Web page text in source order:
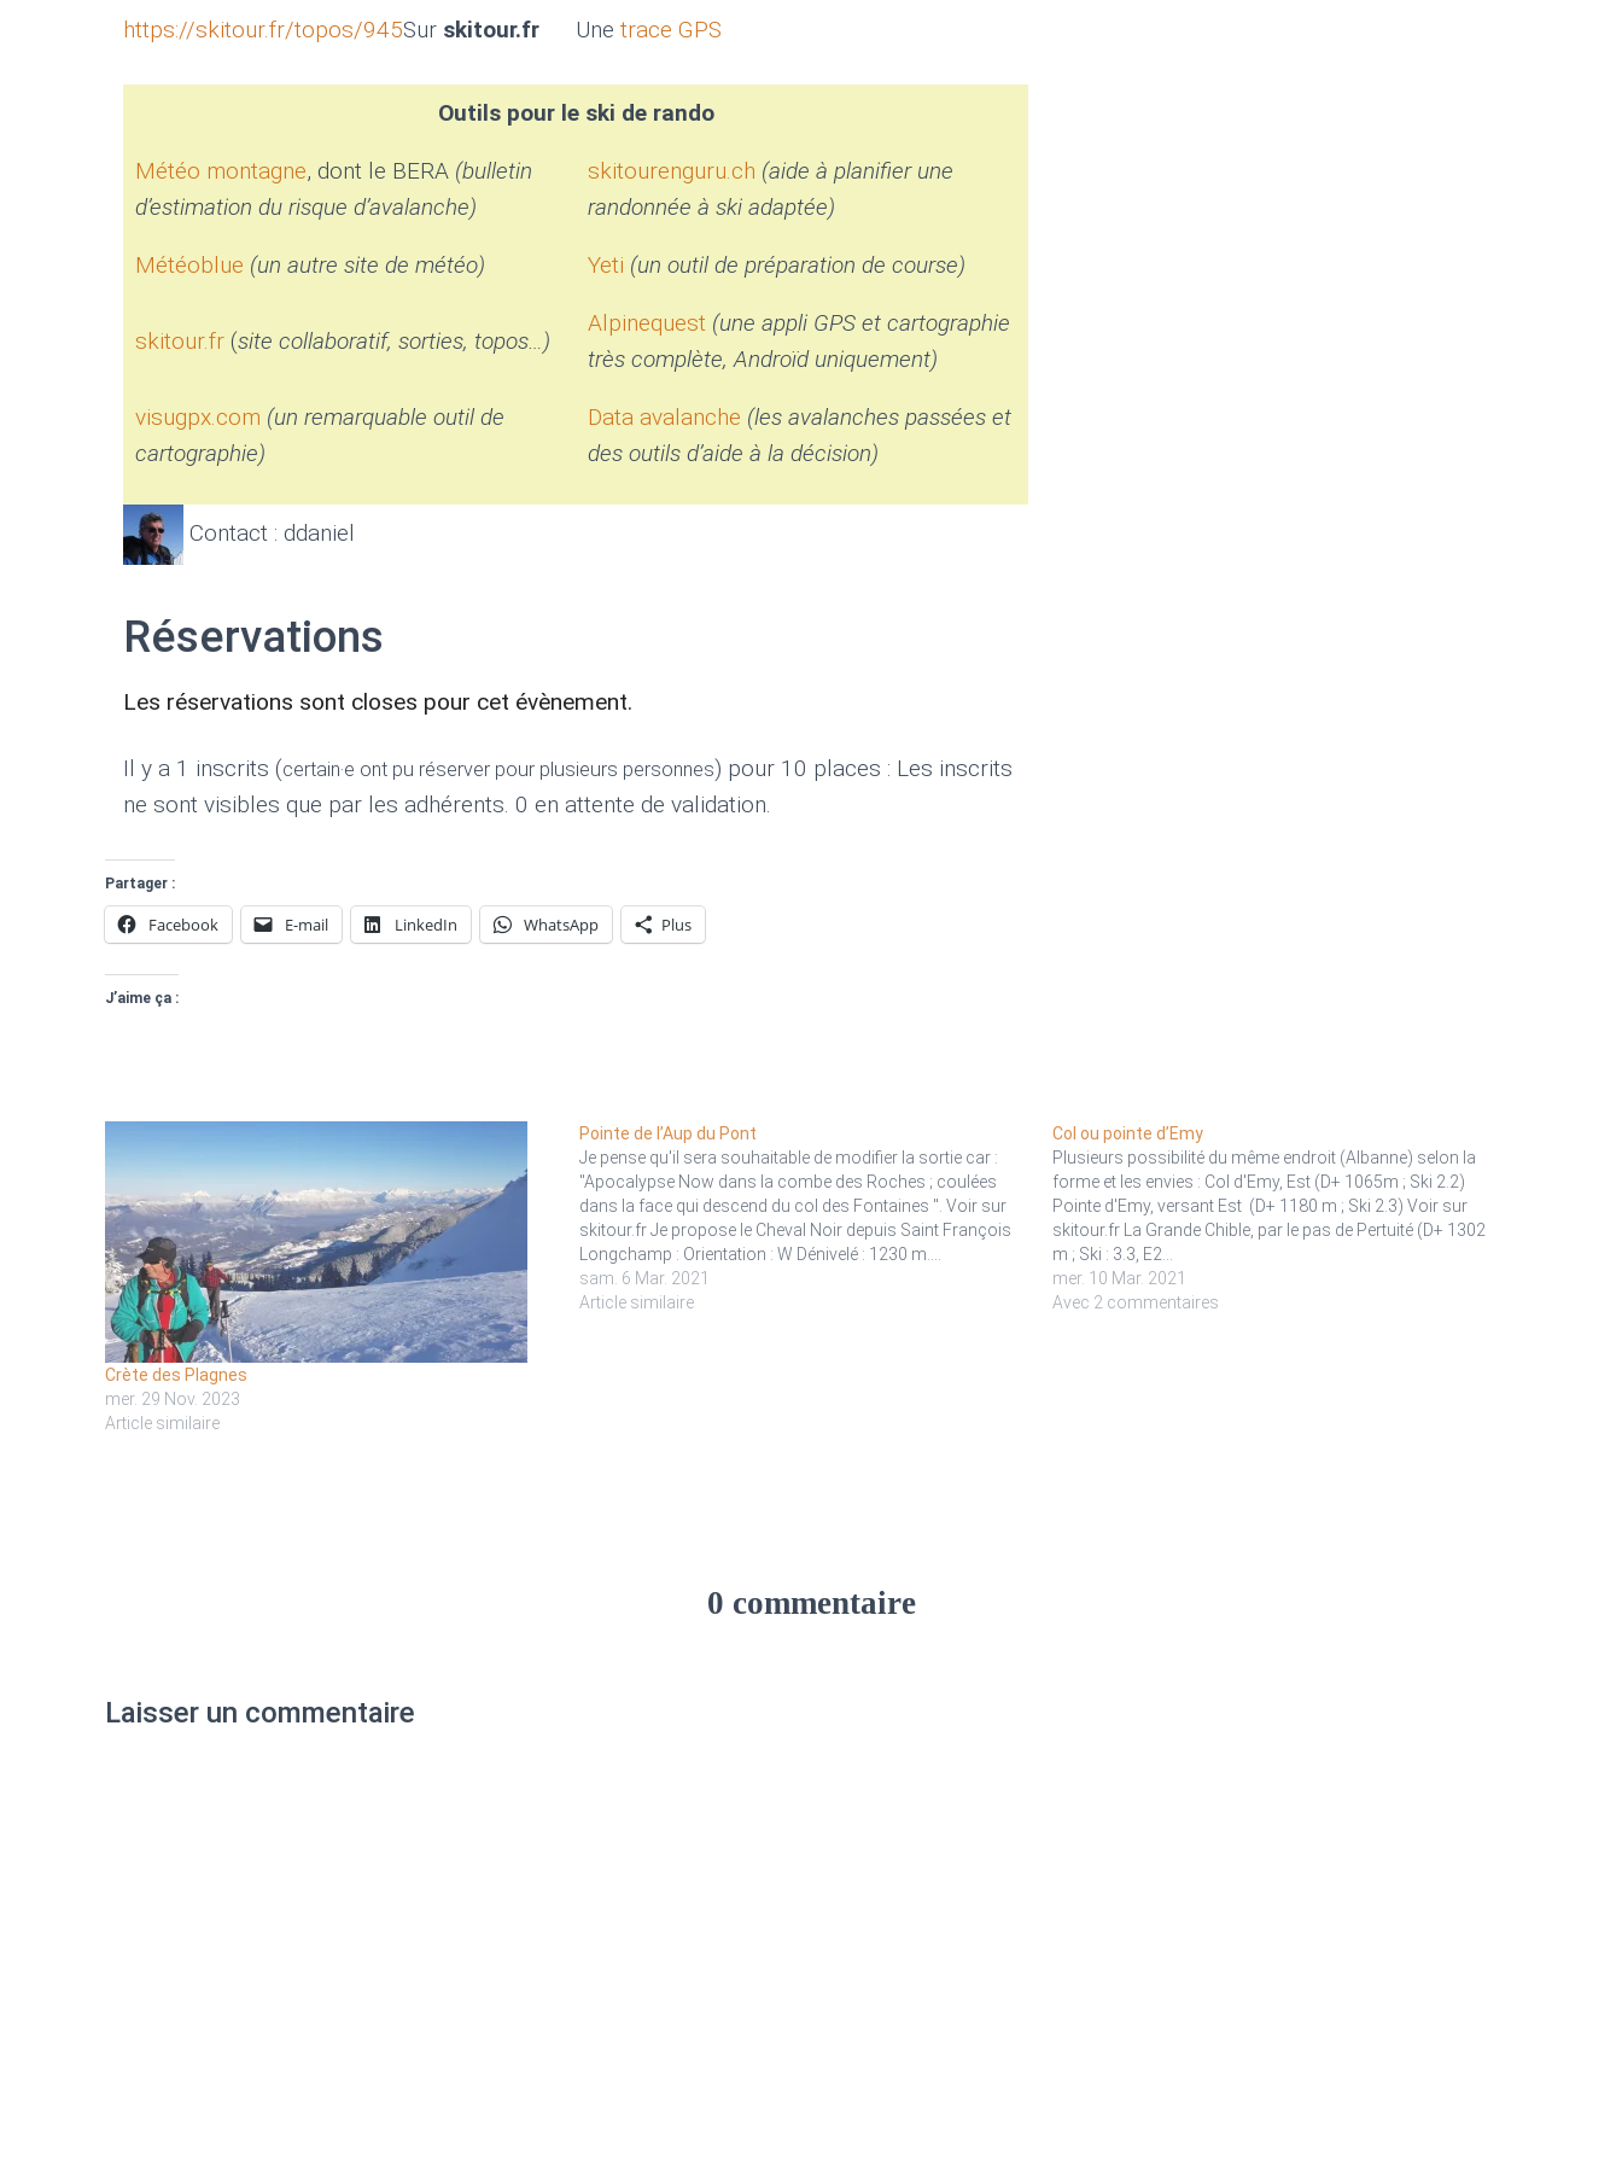
https://skitour.fr/topos/945Sur skitour.fr Une trace GPS
Outils pour le ski de rando
Météo montagne, dont le BERA (bulletin
d’estimation du risque d’avalanche)
skitourenguru.ch (aide à planifier une
randonnée à ski adaptée)
Météoblue (un autre site de météo) Yeti (un outil de préparation de course)
skitour.fr(site collaboratif, sorties, topos…)
Alpinequest (une appli GPS et cartographie
très complète, Androïd uniquement)
visugpx.com (un remarquable outil de
cartographie)
Data avalanche (les avalanches passées et
des outils d’aide à la décision)
Contact : ddaniel
Réservations
Les réservations sont closes pour cet évènement.
Il y a 1 inscrits (certain·e ont pu réserver pour plusieurs personnes) pour 10 places : Les inscrits
ne sont visibles que par les adhérents. 0 en attente de validation.
Partager :
Facebook E-mail LinkedIn WhatsApp Plus
J’aime ça :
Crète des Plagnes
mer. 29 Nov. 2023
Article similaire
Pointe de l’Aup du Pont
Je pense qu'il sera souhaitable de modifier la sortie car :
"Apocalypse Now dans la combe des Roches ; coulées
dans la face qui descend du col des Fontaines ". Voir sur
skitour.fr Je propose le Cheval Noir depuis Saint François
Longchamp : Orientation : W Dénivelé : 1230 m.…
sam. 6 Mar. 2021
Article similaire
Col ou pointe d’Emy
Plusieurs possibilité du même endroit (Albanne) selon la
forme et les envies : Col d'Emy, Est (D+ 1065m ; Ski 2.2)
Pointe d'Emy, versant Est (D+ 1180 m ; Ski 2.3) Voir sur
skitour.fr La Grande Chible, par le pas de Pertuité (D+ 1302
m ; Ski : 3.3, E2…
mer. 10 Mar. 2021
Avec 2 commentaires
0 commentaire
Laisser un commentaire